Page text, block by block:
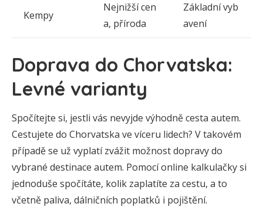
Kempy
Nejnižší cen
a, příroda
Základní vyb
avení
Doprava do Chorvatska:
Levné varianty
Spočítejte si, jestli vás nevyjde výhodně cesta autem.
Cestujete do Chorvatska ve víceru lidech? V takovém
případě se už vyplatí zvážit možnost dopravy do
vybrané destinace autem. Pomocí online kalkulačky si
jednoduše spočítáte, kolik zaplatíte za cestu, a to
včetně paliva, dálničních poplatků i pojištění.